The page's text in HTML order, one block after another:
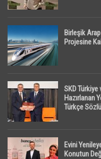
Birleşik
Projesine
SKD
Hazırlanan
Türkçe
Evini
Konutun